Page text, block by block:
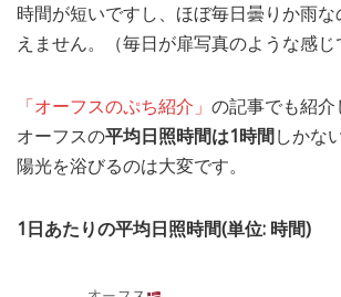
時間が短いですし、ほぼ毎日曇りか雨
えません。（毎日が扉写真のような感じ
「オーフスのぷち紹介」 の記事でも紹
オーフスの平均日照時間は1時間しかな
陽光を浴びるのは大変です。
1日あたりの平均日照時間(単位: 時間)